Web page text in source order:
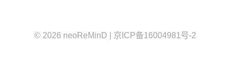
© 2026 neoReMinD | 京ICP备16004981号-2